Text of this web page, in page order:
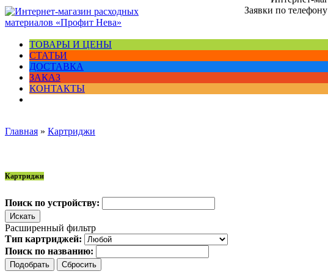
Заявки по
ТОВАРЫ И ЦЕНЫ
СТАТЬИ
ДОСТАВКА
ЗАКАЗ
КОНТАКТЫ
Главная » Картриджи
Картриджи
Поиск по устройству:
Расширенный фильтр
Тип картриджей:
Поиск по названию: